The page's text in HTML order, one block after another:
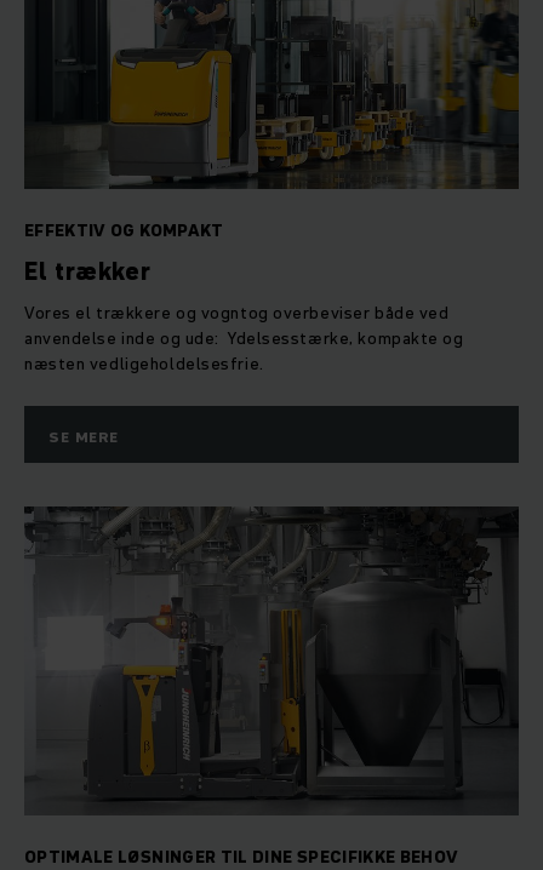
EFFEKTIV OG KOMPAKT
El trækker
Vores el trækkere og vogntog overbeviser både ved
anvendelse inde og ude: Ydelsesstærke, kompakte og
næsten vedligeholdelsesfrie.
SE MERE
OPTIMALE LØSNINGER TIL DINE SPECIFIKKE BEHOV